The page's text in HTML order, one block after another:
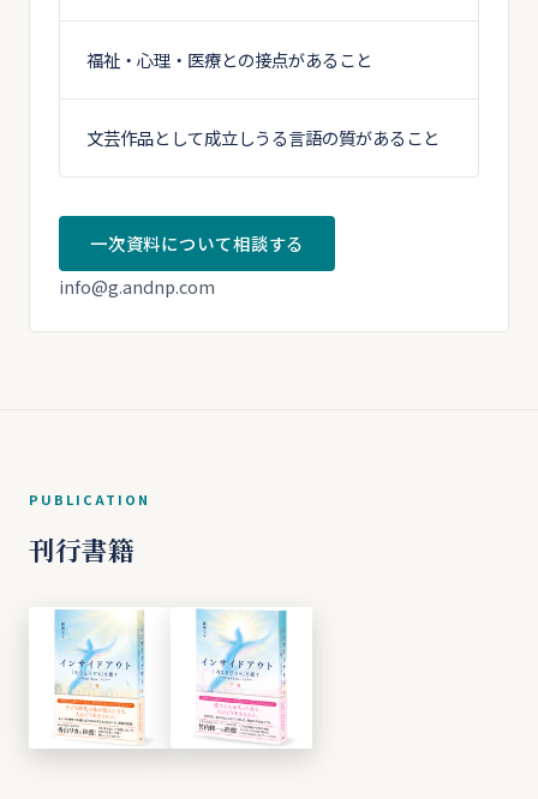
福祉・心理・医療との接点があること
文芸作品として成立しうる言語の質があること
一次資料について相談する
info@g.andnp.com
PUBLICATION
刊行書籍